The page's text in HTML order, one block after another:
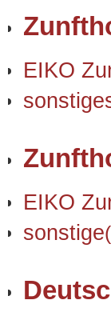
EIKO
EIKO
sonstige